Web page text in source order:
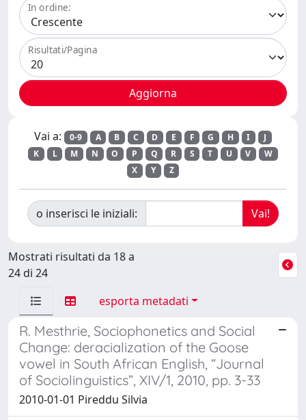
In ordine:
Risultati/Pagina
Vai a: 0-9 A B C D E F G H I
J
K
L M N O P Q R S T U V
W
X
Y Z
o inserisci le iniziali:
Mostrati risultati da 18 a
24 di 24
esporta metadati
R. Mesthrie, Sociophonetics and Social
Change: deracialization of the Goose
vowel in South African English, “Journal
of Sociolinguistics”, XIV/1, 2010, pp. 3-33
2010-01-01 Pireddu Silvia